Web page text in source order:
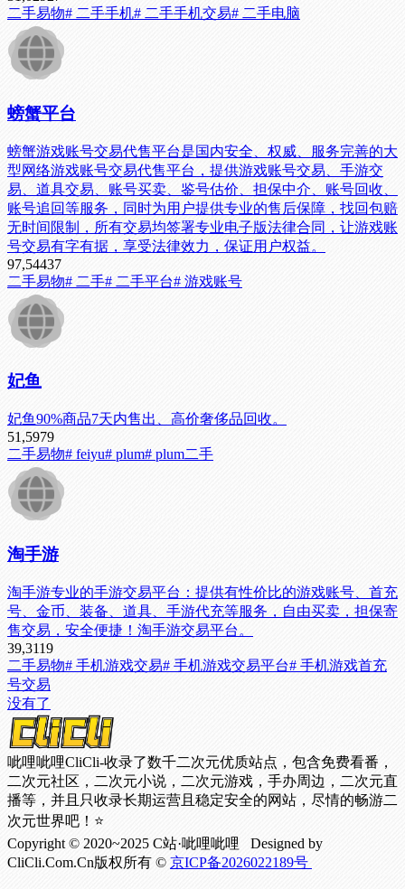
二手易物# 二手手机# 二手手机交易# 二手电脑
螃蟹平台
螃蟹游戏账号交易代售平台是国内安全、权威、服务完善的大
型网络游戏账号交易代售平台，提供游戏账号交易、手游交
易、道具交易、账号买卖、鉴号估价、担保中介、账号回收、
账号追回等服务，同时为用户提供专业的售后保障，找回包赔
无时间限制，所有交易均签署专业电子版法律合同，让游戏账
号交易有字有据，享受法律效力，保证用户权益。
97,54437
二手易物# 二手# 二手平台# 游戏账号
妃鱼
妃鱼90%商品7天内售出、高价奢侈品回收。
51,5979
二手易物# feiyu# plum# plum二手
淘手游
淘手游专业的手游交易平台：提供有性价比的游戏账号、首充
号、金币、装备、道具、手游代充等服务，自由买卖，担保寄
售交易，安全便捷！淘手游交易平台。
39,3119
二手易物# 手机游戏交易# 手机游戏交易平台# 手机游戏首充
号交易
没有了
呲哩呲哩CliCli-收录了数千二次元优质站点，包含免费看番，
二次元社区，二次元小说，二次元游戏，手办周边，二次元直
播等，并且只收录长期运营且稳定安全的网站，尽情的畅游二
次元世界吧！⭐
Copyright © 2020~2025 C站·呲哩呲哩 Designed by
CliCli.Com.Cn版权所有 © 京ICP备2026022189号